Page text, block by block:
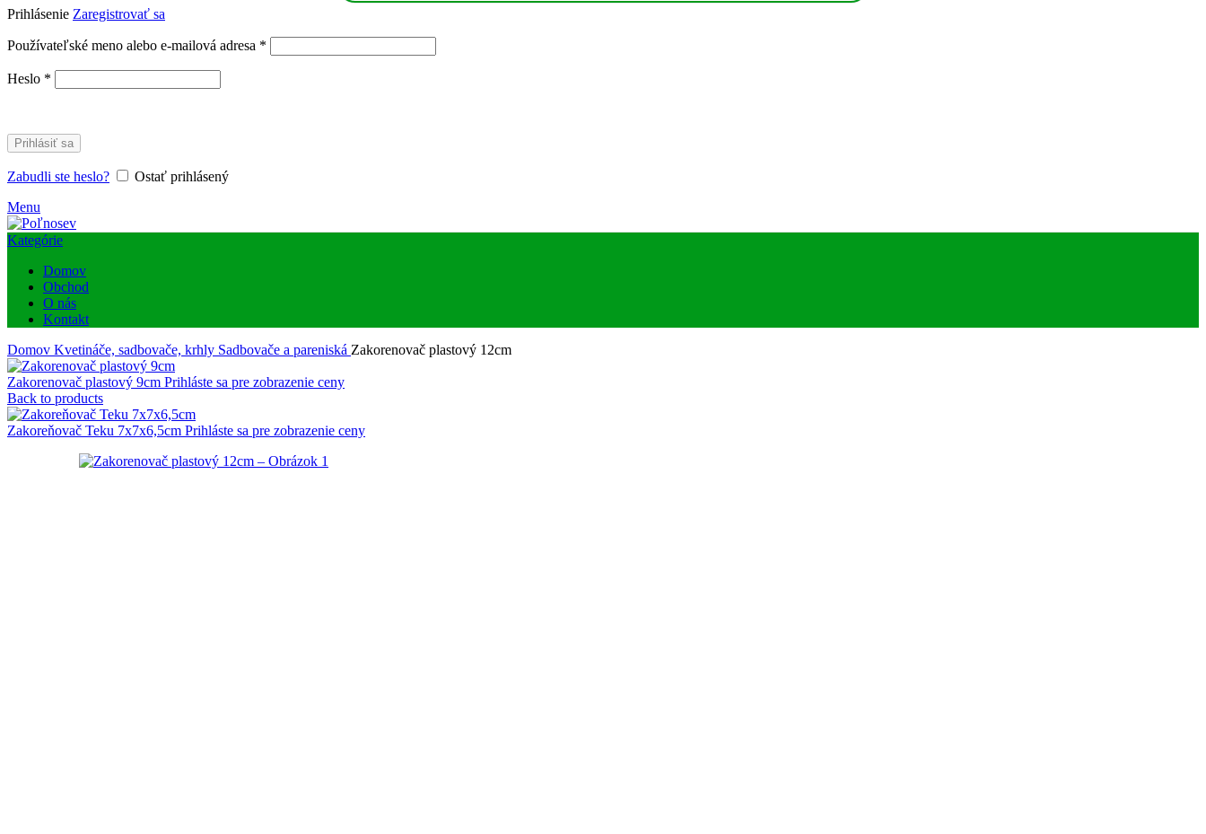
Prihlásenie Zaregistrovať sa
Používateľské meno alebo e-mailová adresa *
Heslo *
Prihlásiť sa
Zabudli ste heslo?
Ostať prihlásený
Menu
Kategórie
Domov
Obchod
O nás
Kontakt
Domov Kvetináče, sadbovače, krhly Sadbovače a pareniská Zakorenovač plastový 12cm
Zakorenovač plastový 9cm Prihláste sa pre zobrazenie ceny
Back to products
Zakoreňovač Teku 7x7x6,5cm Prihláste sa pre zobrazenie ceny